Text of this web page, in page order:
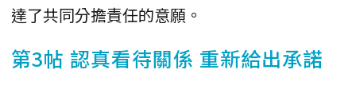
達了共同分擔責任的意願。
第3帖 認真看待關係 重新給出承諾